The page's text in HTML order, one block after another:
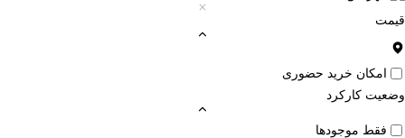
قیمت
امکان خرید حضوری
وضعیت کارکرد
فقط موجودها